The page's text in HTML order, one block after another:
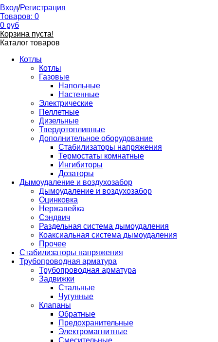
Вход/Регистрация
Товаров: 0
0 руб
Корзина пуста!
Каталог товаров
Котлы
Котлы
Газовые
Напольные
Настенные
Электрические
Пеллетные
Дизельные
Твердотопливные
Дополнительное оборудование
Стабилизаторы напряжения
Термостаты комнатные
Ингибиторы
Дозаторы
Дымоудаление и воздухозабор
Дымоудаление и воздухозабор
Оцинковка
Нержавейка
Сэндвич
Раздельная система дымоудаления
Коаксиальная система дымоудаления
Прочее
Стабилизаторы напряжения
Трубопроводная арматура
Трубопроводная арматура
Задвижки
Стальные
Чугунные
Клапаны
Обратные
Предохранительные
Электромагнитные